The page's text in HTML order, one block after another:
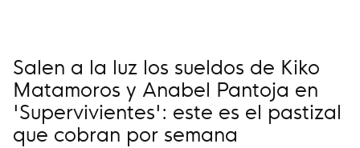
Salen a la luz los sueldos de Kiko
Matamoros y Anabel Pantoja en
'Supervivientes': este es el pastizal
que cobran por semana